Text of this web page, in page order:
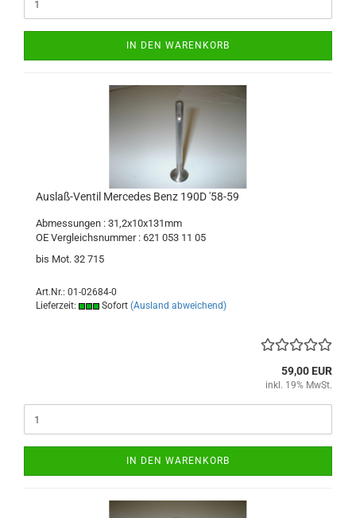
IN DEN WARENKORB
Auslaß-Ventil Mercedes Benz 190D '58-59
Abmessungen : 31,2x10x131mm
OE Vergleichsnummer : 621 053 11 05
bis Mot. 32 715
Art.Nr.: 01-02684-0
Lieferzeit:
Sofort (Ausland abweichend)
59,00 EUR
inkl. 19% MwSt.
IN DEN WARENKORB